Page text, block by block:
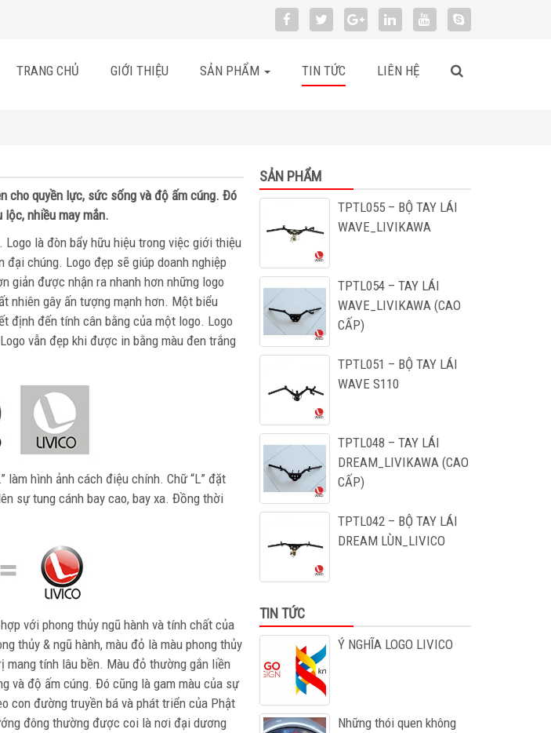
TRANG CHỦ GIỚI THIỆU SẢN PHẨM TIN TỨC LIÊN HỆ
cho quyền lực, sức sống và độ ấm cúng. Đó
nhiều may mắn.
là đòn bẩy hữu hiệu trong việc giới thiệu
chúng. Logo đẹp sẽ giúp doanh nghiệp
giản được nhận ra nhanh hơn những logo
nhiên gây ấn tượng mạnh hơn. Một biểu
định đến tính cân bằng của một logo. Logo
vẫn đẹp khi được in bằng màu đen trắng
làm hình ảnh cách điệu chính. Chữ “L” đặt
sự tung cánh bay cao, bay xa. Đồng thời
với phong thủy ngũ hành và tính chất của
thủy & ngũ hành, màu đỏ là màu phong thủy
mang tính lâu bền. Màu đỏ thường gắn liền
và độ ấm cúng. Đó cũng là gam màu của sự
con đường truyền bá và phát triển của Phật
đông thường được coi là nơi đại dương
SẢN PHẨM
TPTL055 – BỘ TAY LÁI
WAVE_LIVIKAWA
TPTL054 – TAY LÁI
WAVE_LIVIKAWA (CAO
CẤP)
TPTL051 – BỘ TAY LÁI
WAVE S110
TPTL048 – TAY LÁI
DREAM_LIVIKAWA (CAO
CẤP)
TPTL042 – BỘ TAY LÁI
DREAM LÙN_LIVICO
TIN TỨC
Ý NGHĨA LOGO LIVICO
Những thói quen không